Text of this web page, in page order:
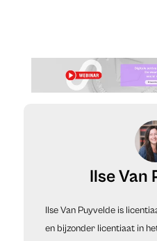
Ilse Van
Ilse Van Puyvelde is
en bijzonder licentiaat in